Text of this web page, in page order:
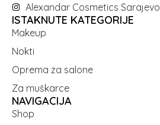
Alexandar Cosmetics Sarajevo
ISTAKNUTE KATEGORIJE
Makeup
Nokti
Oprema za salone
Za muškarce
NAVIGACIJA
Shop